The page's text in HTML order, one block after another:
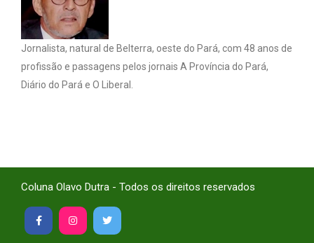
Jornalista, natural de Belterra, oeste do Pará, com 48 anos de
profissão e passagens pelos jornais A Província do Pará,
Diário do Pará e O Liberal.
Coluna Olavo Dutra - Todos os direitos reservados